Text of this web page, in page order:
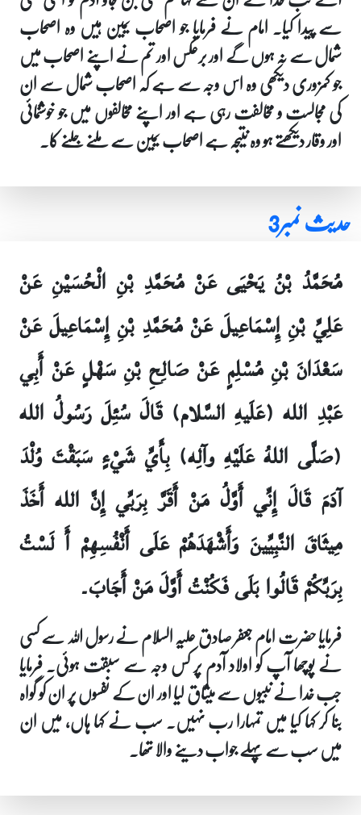
سے پیدا کیا۔ امام نے فرمایا جو اصحاب یمین ہیں وہ اصحاب
شمال سے نہ ہوں گے اور برعکس اور تم نے اپنے اصحاب میں
جو کمزوری دیکھی وہ اس وجہ سے ہے کہ اصحاب شمال سے ان
کی مجالست و مخالفت رہی ہے اور اپنے مخالفوں میں جو خوشنمائی
اور وقار دیکھتے ہو وہ نتیجہ ہے اصحاب یمین سے ملنے جلنے کا۔
حدیث نمبر3
مُحَمَّدُ بْنُ يَحْيَى عَنْ مُحَمَّدِ بْنِ الْحُسَيْنِ عَنْ
عَلِيِّ بْنِ إِسْمَاعِيلَ عَنْ مُحَمَّدِ بْنِ إِسْمَاعِيلَ عَنْ
سَعْدَانَ بْنِ مُسْلِمٍ عَنْ صَالِحِ بْنِ سَهْلٍ عَنْ أَبِي
عَبْدِ الله (عَلَيهِ السَّلام) قَالَ سُئِلَ رَسُولُ الله
(صَلَّى اللهُ عَلَيْهِ وآلِه) بِأَيِّ شَيْ‏ءٍ سَبَقْتَ وُلْدَ
آدَمَ قَالَ إِنِّي أَوَّلُ مَنْ أَقَرَّ بِرَبِّي إِنَّ الله أَخَذَ
مِيثَاقَ النَّبِيِّينَ وَأَشْهَدَهُمْ عَلَى أَنْفُسِهِمْ أَ لَسْتُ
بِرَبِّكُمْ قَالُوا بَلَى فَكُنْتُ أَوَّلَ مَنْ أَجَابَ۔
فرمایا حضرت امام جعفر صادق علیہ السلام نے رسول اللہ سے کسی
نے پوچھا آپ کو اولاد آدم پر کس وجہ سے سبقت ہوئی۔ فرمایا
جب خدا نے نبیوں سے میثاق لیا اور ان کے نفسوں پر ان کو گواہ
بنا کر کہا کیا میں تمہارا رب نہیں۔ سب نے کہا ہاں، میں ان
میں سب سے پہلے جواب دینے والا تھا۔